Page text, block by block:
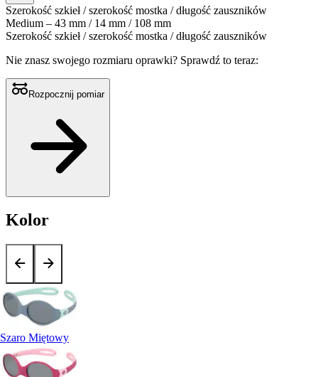
Szerokość szkieł / szerokość mostka / długość zauszników
Medium – 43 mm / 14 mm / 108 mm
Szerokość szkieł / szerokość mostka / długość zauszników
Nie znasz swojego rozmiaru oprawki? Sprawdź to teraz:
Rozpocznij pomiar
Kolor
Szaro Miętowy